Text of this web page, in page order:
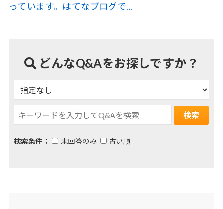
っています。はてなブログで…
どんなQ&Aをお探しですか？
検索条件： 未回答のみ 古い順